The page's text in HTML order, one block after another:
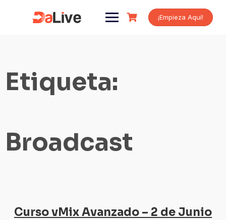
¡Empieza Aquí!
Etiqueta:
Broadcast
Curso vMix Avanzado – 2 de Junio